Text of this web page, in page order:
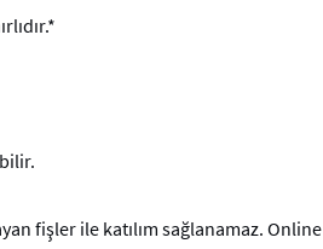
fişler ile katılım sağlanamaz. Online